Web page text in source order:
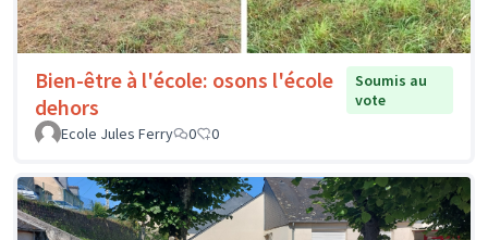
Bien-être à l'école: osons l'école
dehors
Soumis au
vote
Ecole Jules Ferry
0 0